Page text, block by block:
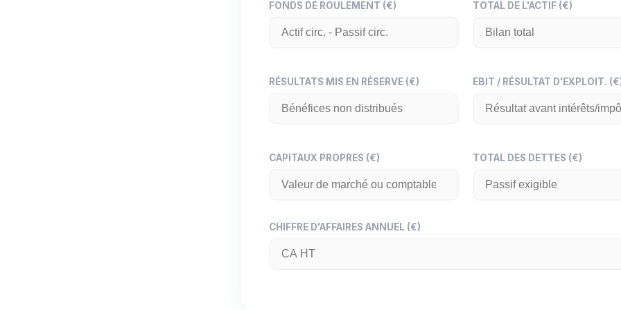
FONDS DE ROULEMENT (€) TOTAL DE L'ACTIF (€)
RÉSULTATS MIS EN RÉSERVE (€) EBIT / RÉSULTAT D'EXPLOIT.
CAPITAUX PROPRES (€) TOTAL DES DETTES (€)
CHIFFRE D'AFFAIRES ANNUEL (€)